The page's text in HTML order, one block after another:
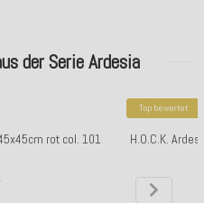
der Serie Ardesia
rot col. 101
Top bewertet
H.O.C.K.